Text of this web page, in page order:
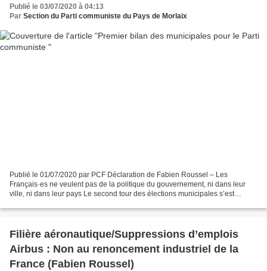
Publié le 03/07/2020 à 04:13
Par Section du Parti communiste du Pays de Morlaix
Publié le 01/07/2020 par PCF Déclaration de Fabien Roussel – Les
Français·es ne veulent pas de la politique du gouvernement, ni dans leur
ville, ni dans leur pays Le second tour des élections municipales s’est
Filière aéronautique/Suppressions d’emplois
Airbus : Non au renoncement industriel de la
France (Fabien Roussel)